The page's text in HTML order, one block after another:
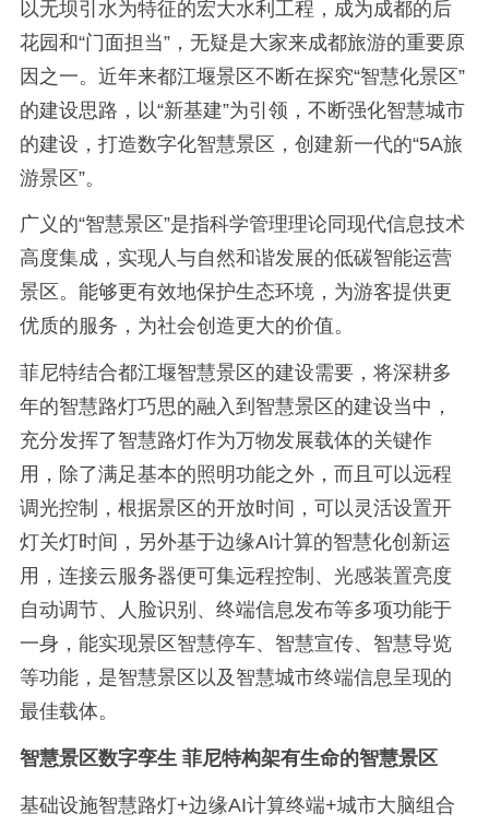
以无坝引水为特征的宏大水利工程，成为成都的后
花园和“门面担当”，无疑是大家来成都旅游的重要原
因之一。近年来都江堰景区不断在探究“智慧化景区”
的建设思路，以“新基建”为引领，不断强化智慧城市
的建设，打造数字化智慧景区，创建新一代的“5A旅
游景区”。
广义的“智慧景区”是指科学管理理论同现代信息技术
高度集成，实现人与自然和谐发展的低碳智能运营
景区。能够更有效地保护生态环境，为游客提供更
优质的服务，为社会创造更大的价值。
菲尼特结合都江堰智慧景区的建设需要，将深耕多
年的智慧路灯巧思的融入到智慧景区的建设当中，
充分发挥了智慧路灯作为万物发展载体的关键作
用，除了满足基本的照明功能之外，而且可以远程
调光控制，根据景区的开放时间，可以灵活设置开
灯关灯时间，另外基于边缘AI计算的智慧化创新运
用，连接云服务器便可集远程控制、光感装置亮度
自动调节、人脸识别、终端信息发布等多项功能于
一身，能实现景区智慧停车、智慧宣传、智慧导览
等功能，是智慧景区以及智慧城市终端信息呈现的
最佳载体。
智慧景区数字孪生 菲尼特构架有生命的智慧景区
基础设施智慧路灯+边缘AI计算终端+城市大脑组合